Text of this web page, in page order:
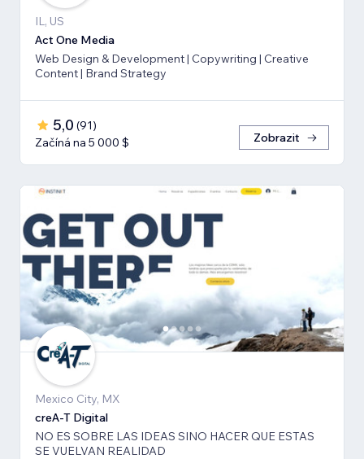
IL, US
Act One Media
Web Design & Development | Copywriting | Creative
Content | Brand Strategy
5,0 (91)
Začíná na 5 000 $
Zobrazit
Mexico City, MX
creA-T Digital
NO ES SOBRE LAS IDEAS SINO HACER QUE ESTAS
SE VUELVAN REALIDAD